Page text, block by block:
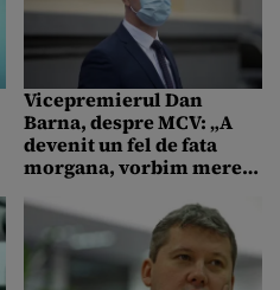
Vicepremierul Dan
Barna, despre MCV: „A
devenit un fel de fata
morgana, vorbim mereu
reale sunt foarte
limitate”